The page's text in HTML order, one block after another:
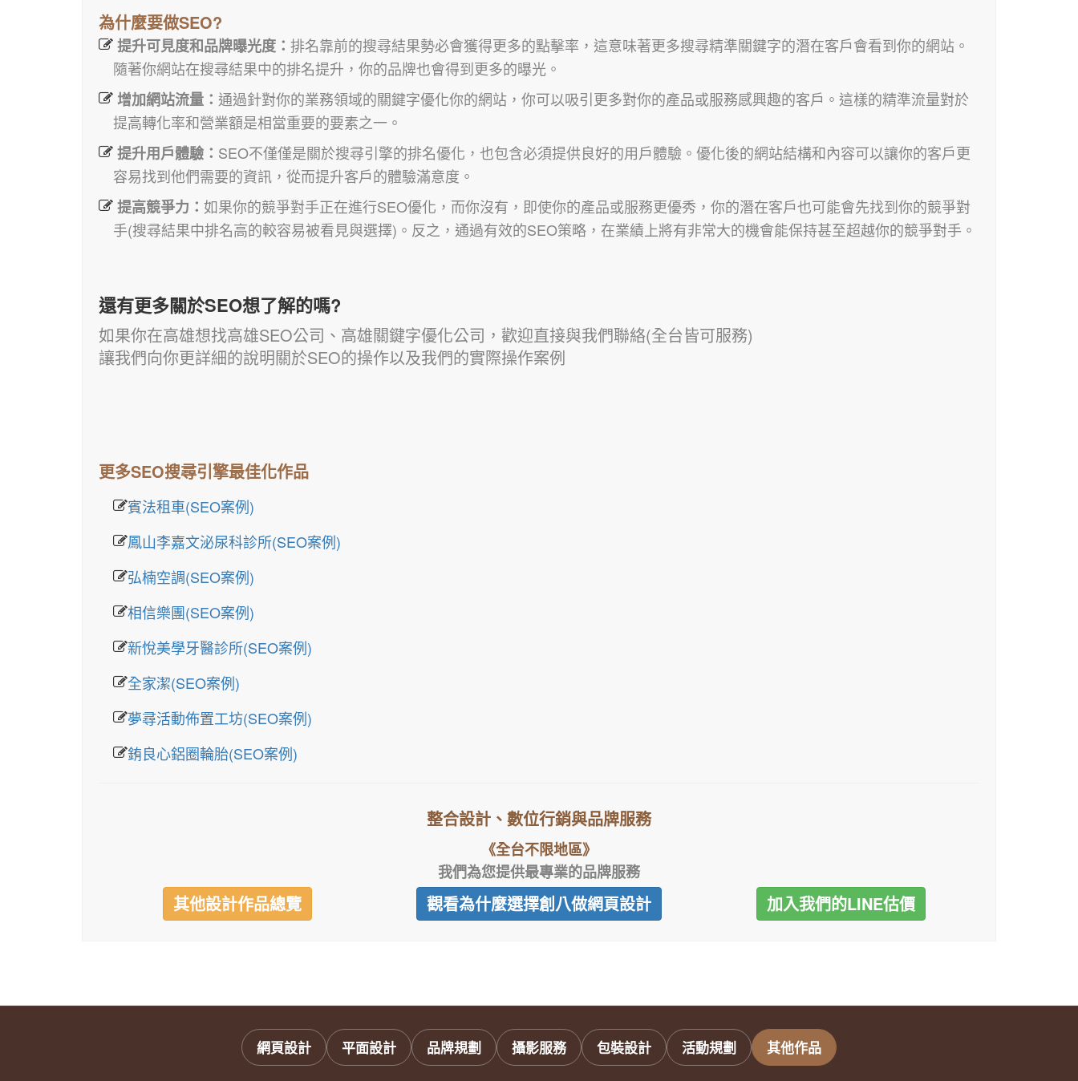
為什麼要做SEO?
提升可見度和品牌曝光度： 排名靠前的搜尋結果勢必會獲得更多的點擊率，這意味著更多搜尋精準關鍵字的潛在客戶會看到你的網站。
隨著你網站在搜尋結果中的排名提升，你的品牌也會得到更多的曝光。
增加網站流量： 通過針對你的業務領域的關鍵字優化你的網站，你可以吸引更多對你的產品或服務感興趣的客戶。這樣的精準流量對於
提高轉化率和營業額是相當重要的要素之一。
提升用戶體驗： SEO不僅僅是關於搜尋引擎的排名優化，也包含必須提供良好的用戶體驗。優化後的網站結構和內容可以讓你的客戶更
容易找到他們需要的資訊，從而提升客戶的體驗滿意度。
提高競爭力： 如果你的競爭對手正在進行SEO優化，而你沒有，即使你的產品或服務更優秀，你的潛在客戶也可能會先找到你的競爭對
手(搜尋結果中排名高的較容易被看見與選擇)。反之，通過有效的SEO策略，在業績上將有非常大的機會能保持甚至超越你的競爭對手。
還有更多關於SEO想了解的嗎?
如果你在高雄想找高雄SEO公司、高雄關鍵字優化公司，歡迎直接與我們聯絡(全台皆可服務)
讓我們向你更詳細的說明關於SEO的操作以及我們的實際操作案例
更多SEO搜尋引擎最佳化作品
賓法租車(SEO案例)
鳳山李嘉文泌尿科診所(SEO案例)
弘楠空調(SEO案例)
相信樂團(SEO案例)
新悅美學牙醫診所(SEO案例)
全家潔(SEO案例)
夢尋活動佈置工坊(SEO案例)
銪良心鋁圈輪胎(SEO案例)
整合設計、數位行銷與品牌服務
《全台不限地區》
我們為您提供最專業的品牌服務
其他設計作品總覽 觀看為什麼選擇創八做網頁設計 加入我們的LINE估價
網頁設計 平面設計 品牌規劃 攝影服務 包裝設計 活動規劃 其他作品